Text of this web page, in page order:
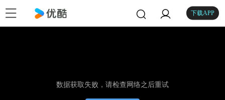
下载APP
数据获取失败，请检查网络之后重试